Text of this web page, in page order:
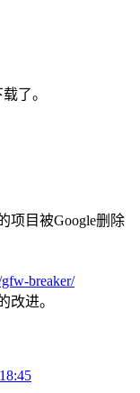
了。
项目被Google删除
breaker/
改进。